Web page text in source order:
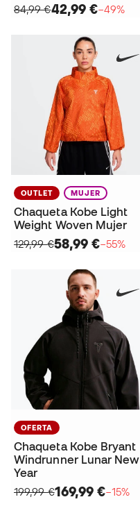
84,99 €42,99 €−49%
OUTLET MUJER
Chaqueta Kobe Light
Weight Woven Mujer
129,99 €58,99 €−55%
OFERTA
Chaqueta Kobe Bryant
Windrunner Lunar New
Year
199,99 €169,99 €−15%